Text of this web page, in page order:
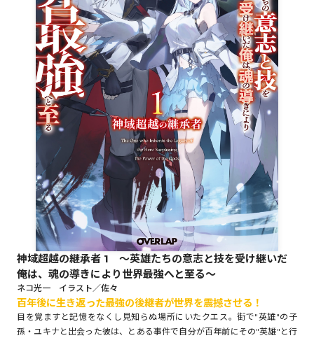
オーバーラップノベルス
オーバーラップノベルスf
ロサージュノベルス
コミックガルド
コミッククリエ
神域超越の継承者 1 ～英雄たちの意志と技を受け継いだ
俺は、魂の導きにより世界最強へと至る～
ネコ光一 イラスト／佐々
百年後に生き返った最強の後継者が世界を震撼させる！
目を覚ますと記憶をなくし見知らぬ場所にいたクエス。街で"英雄"の子
孫・ユキナと出会った彼は、とある事件で自分が百年前にその"英雄"と行